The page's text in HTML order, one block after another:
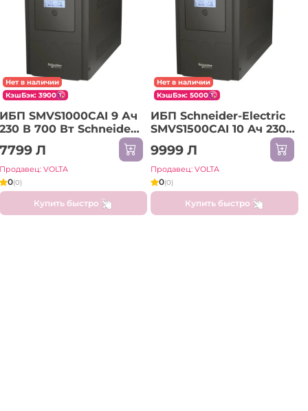
Нет в наличии
КэшБэк: 3900
ИБП SMVS1000CAI 9 Ач
230 В 700 Вт Schneider-
Electric
7799 Л
Продавец: VOLTA
0(0)
Купить быстро
Нет в наличии
КэшБэк: 5000
ИБП Schneider-Electric
SMVS1500CAI 10 Aч 230
В 1050 Вт
9999 Л
Продавец: VOLTA
0(0)
Купить быстро